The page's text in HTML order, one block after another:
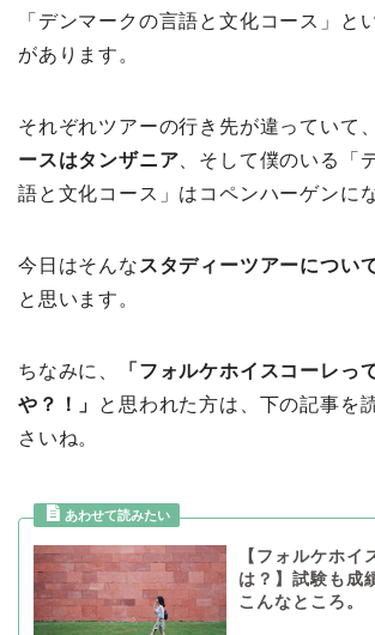
「デンマークの言語と文化コース」と
があります。
それぞれツアーの行き先が違っていて、
ースはタンザニア 、そして僕のいる「
語と文化コース」はコペンハーゲンに
今日はそんな スタディーツアーについ
と思います。
ちなみに、
「フォルケホイスコーレっ
や？！」
と思われた方は、下の記事を
さいね。
【フォルケホイ
は？】試験も成
こんなところ。